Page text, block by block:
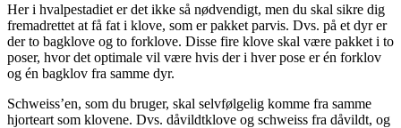
Her i hvalpestadiet er det ikke så nødvendigt, men du skal sikre dig
fremadrettet at få fat i klove, som er pakket parvis. Dvs. på et dyr er
der to bagklove og to forklove. Disse fire klove skal være pakket i to
poser, hvor det optimale vil være hvis der i hver pose er én forklov
og én bagklov fra samme dyr.
Schweiss’en, som du bruger, skal selvfølgelig komme fra samme
hjorteart som klovene. Dvs. dåvildtklove og schweiss fra dåvildt, og